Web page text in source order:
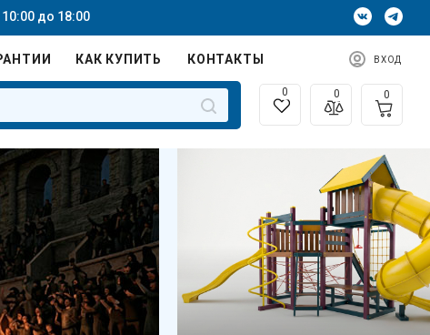
10:00 до 18:00
КАК КУПИТЬ КОНТАКТЫ ВХОД
0 0 0